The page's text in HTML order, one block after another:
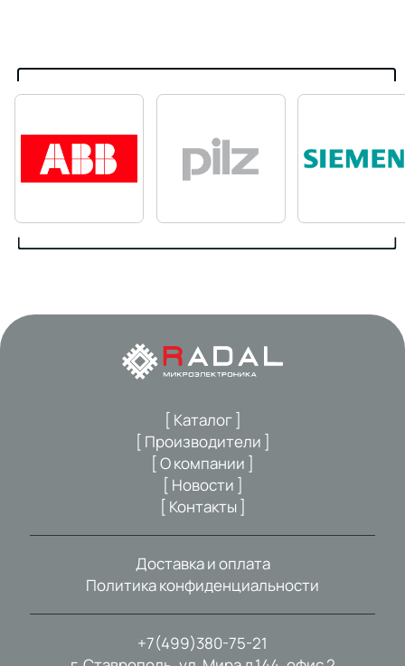
+7(499)380-75-21
[ Каталог ]
[ Производители ]
[ О компании ]
[ Новости ]
[ Контакты ]
Доставка и оплата
Политика конфиденциальности